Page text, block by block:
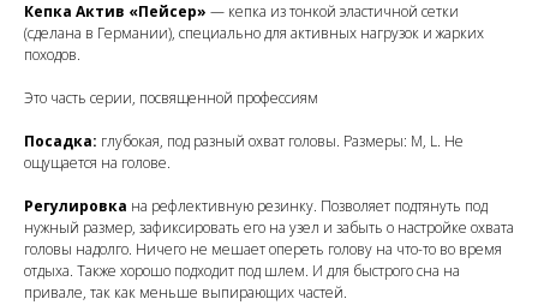
Кепка Актив «Пейсер» — кепка из тонкой эластичной сетки
(сделана в Германии), специально для активных нагрузок и жарких
походов.
Это часть серии, посвященной профессиям
Посадка: глубокая, под разный охват головы. Размеры: М, L. Не
ощущается на голове.
Регулировка на рефлективную резинку. Позволяет подтянуть под
нужный размер, зафиксировать его на узел и забыть о настройке охвата
головы надолго. Ничего не мешает опереть голову на что-то во время
отдыха. Также хорошо подходит под шлем. И для быстрого сна на
привале, так как меньше выпирающих частей.